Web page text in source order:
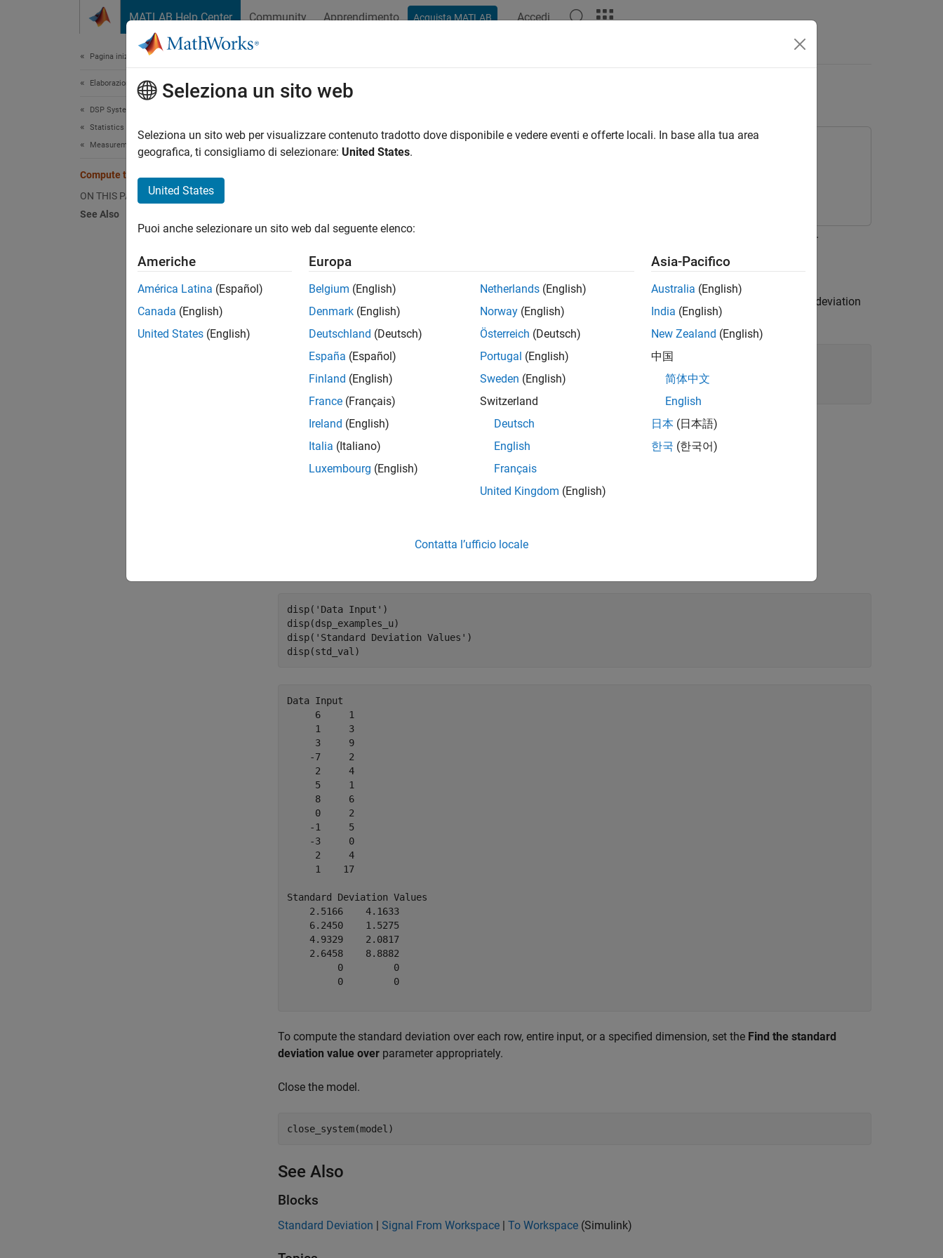
MATLAB Help Center Community Apprendimento Acquista MATLAB Accedi
Pagina iniziale della documentazione
Elaborazione di segnali
DSP System Toolbox
Statistics and Linear Algebra
Measurements and Statistics
Compute the Standard Deviation
ON THIS PAGE
See Also
Compute the Standard Deviation
This example uses:
Compute the standard deviation of a 3-by-2 matrix input, block.
Open and run the model.
The block processes the input as a two-channel signal with a frame size of three and computes the standard deviation
along each column.
model = 'ex_standarddeviation_ref'
;
open_system(model)
disp( 'Data Input' )
disp(dsp_examples_u)
disp( 'Standard Deviation Values' )
Data Input
     6     1
     1     3
     3     9
    -7     2
     2     4
     5     1
     8     6
     0     2
    -1     5
    -3     0
     2     4
     1    17
Standard Deviation Values
    2.5166    4.1633
    6.2450    1.5275
    4.9329    2.0817
    2.6458    8.8882
         0         0
         0         0
To compute the standard deviation over each row, entire input, or a specified dimension, set the Find the standard
deviation value over parameter appropriately.
Close the model.
See Also
Blocks
Standard Deviation | Signal From Workspace | To Workspace (Simulink)
Seleziona un sito web
Seleziona un sito web per visualizzare contenuto tradotto dove disponibile e vedere eventi e offerte locali. In base alla tua area
geografica, ti consigliamo di selezionare: United States.
United States
Puoi anche selezionare un sito web dal seguente elenco:
Americhe
América Latina (Español)
Canada (English)
United States (English)
Europa
Belgium (English)
Denmark (English)
Deutschland (Deutsch)
España (Español)
Finland (English)
France (Français)
Ireland (English)
Italia (Italiano)
Luxembourg (English)
Netherlands (English)
Norway (English)
Österreich (Deutsch)
Portugal (English)
Sweden (English)
Switzerland
Deutsch
English
Français
United Kingdom (English)
Asia-Pacifico
Australia (English)
India (English)
New Zealand (English)
中国
简体中文
English
日本 (日本語)
한국 (한국어)
Contatta l’ufficio locale